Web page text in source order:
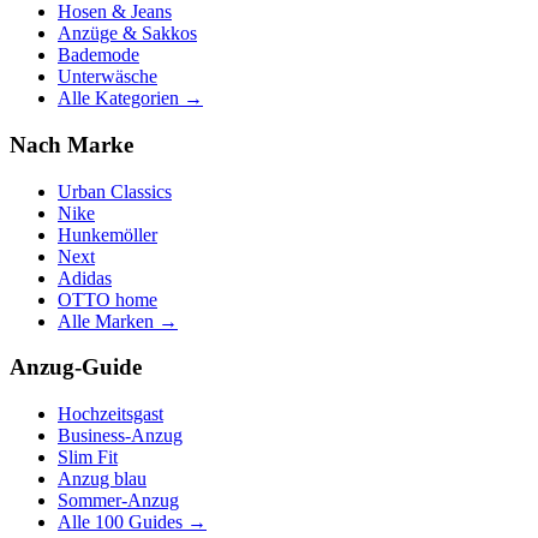
Hosen & Jeans
Anzüge & Sakkos
Bademode
Unterwäsche
Alle Kategorien →
Nach Marke
Urban Classics
Nike
Hunkemöller
Next
Adidas
OTTO home
Alle Marken →
Anzug-Guide
Hochzeitsgast
Business-Anzug
Slim Fit
Anzug blau
Sommer-Anzug
Alle 100 Guides →